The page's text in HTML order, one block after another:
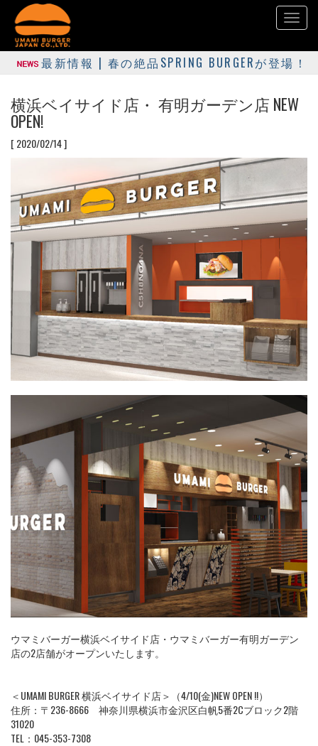
最新情報 | 春の絶品SPRING BURGERが登場！
横浜ベイサイド店・ 有明ガーデン店 NEW
OPEN!
[ 2020/02/14 ]
ウマミバーガー横浜ベイサイド店・ウマミバーガー有明ガーデン
店の2店舗がオープンいたします。
＜UMAMI BURGER 横浜ベイサイド店＞（4/10(金)NEW OPEN !!）
住所：〒236-8666 神奈川県横浜市金沢区白帆5番2Cブロック2階
31020
TEL：045-353-7308